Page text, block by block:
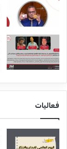
فعاليات